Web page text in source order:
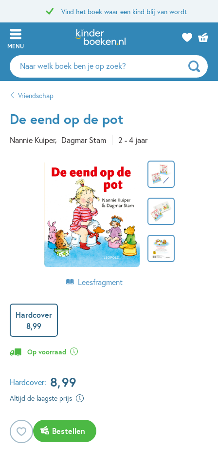
Vind het boek waar een kind blij van wordt
MENU
Zoeken
naar
auteurs
uitgevers
Vriendschap
De eend op de pot
Nannie Kuiper Dagmar Stam 2 - 4 jaar
Leesfragment
Hardcover
8,99
Op voorraad
Hardcover: 8,99
Altijd de laagste prijs
Bestellen